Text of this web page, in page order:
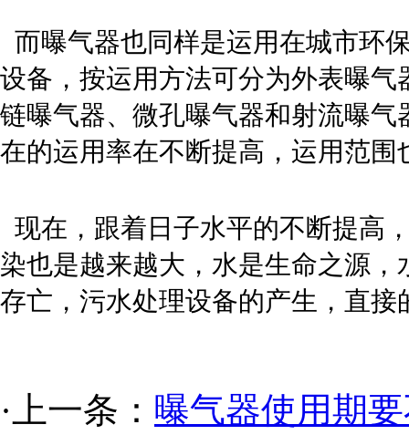
而曝气器也同样是运用在城市环
设备，按运用方法可分为外表曝
链曝气器、微孔曝气器和射流曝
在的运用率在不断提高，运用范围
现在，跟着日子水平的不断提高
染也是越来越大，水是生命之源
存亡，污水处理设备的产生，直
·上一条： 曝气器使用期